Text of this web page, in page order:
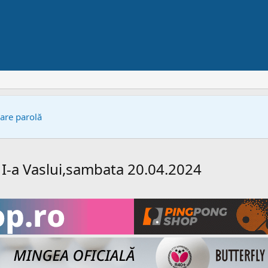
parolă
a Vaslui,sambata 20.04.2024